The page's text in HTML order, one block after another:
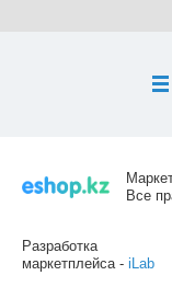
Все
Разработка
маркетплейса - iLab